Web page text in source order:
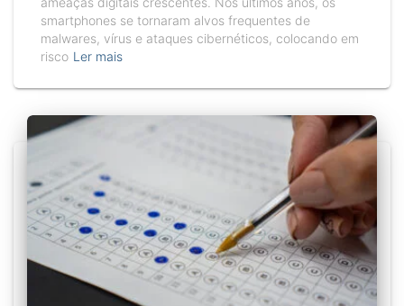
smartphones se tornaram alvos frequentes de
malwares, vírus e ataques cibernéticos, colocando em
risco Ler mais